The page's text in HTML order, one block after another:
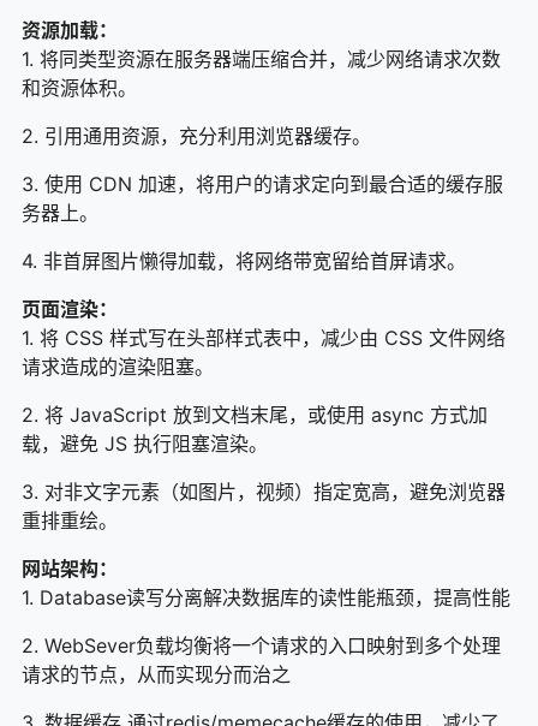
资源加载：
1. 将同类型资源在服务器端压缩合并，减少网络请求次数
和资源体积。
2. 引用通用资源，充分利用浏览器缓存。
3. 使用 CDN 加速，将用户的请求定向到最合适的缓存服
务器上。
4. 非首屏图片懒得加载，将网络带宽留给首屏请求。
页面渲染：
1. 将 CSS 样式写在头部样式表中，减少由 CSS 文件网络
请求造成的渲染阻塞。
2. 将 JavaScript 放到文档末尾，或使用 async 方式加
载，避免 JS 执行阻塞渲染。
3. 对非文字元素（如图片，视频）指定宽高，避免浏览器
重排重绘。
网站架构：
1. Database读写分离解决数据库的读性能瓶颈，提高性能
2. WebSever负载均衡将一个请求的入口映射到多个处理
请求的节点，从而实现分而治之